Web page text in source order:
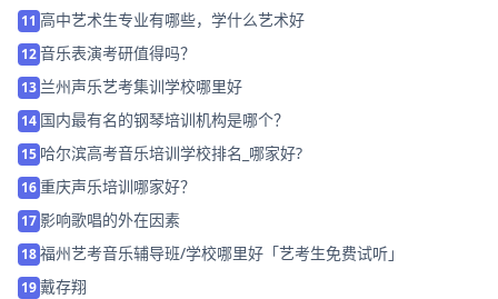
11 高中艺术生专业有哪些，学什么艺术好
12音乐表演考研值得吗？
13 兰州声乐艺考集训学校哪里好
14 国内最有名的钢琴培训机构是哪个？
15 哈尔滨高考音乐培训学校排名_哪家好?
16重庆声乐培训哪家好？
17 影响歌唱的外在因素
18福州艺考音乐辅导班/学校哪里好「艺考生免费试听」
19戴存翔